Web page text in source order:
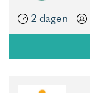
2 dagen